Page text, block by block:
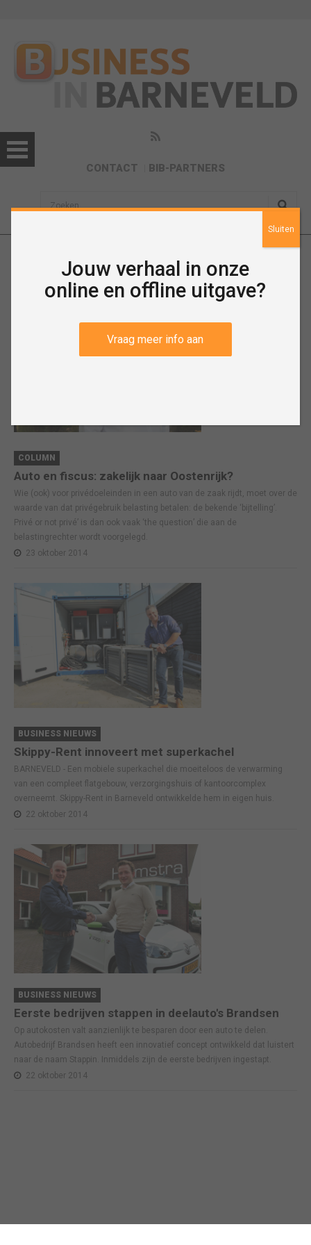
CONTACT BIB-PARTNERS
sisea.search
Nieuws
COLUMN
Auto en fiscus: zakelijk naar Oostenrijk?
Wie (ook) voor privédoeleinden in een auto van de zaak rijdt, moet over de
waarde van dat privégebruik belasting betalen: de bekende ‘bijtelling’.
Privé or not privé’ is dan ook vaak ‘the question’ die aan de
belastingrechter wordt voorgelegd.
23 oktober 2014
BUSINESS NIEUWS
Skippy-Rent innoveert met superkachel
BARNEVELD - Een mobiele superkachel die moeiteloos de verwarming
van een compleet flatgebouw, verzorgingshuis of kantoorcomplex
overneemt. Skippy-Rent in Barneveld ontwikkelde hem in eigen huis.
22 oktober 2014
BUSINESS NIEUWS
Eerste bedrijven stappen in deelauto's Brandsen
Op autokosten valt aanzienlijk te besparen door een auto te delen.
Autobedrijf Brandsen heeft een innovatief concept ontwikkeld dat luistert
naar de naam Stappin. Inmiddels zijn de eerste bedrijven ingestapt.
22 oktober 2014
Jouw verhaal in onze
online en offline uitgave?
Vraag meer info aan
Sluiten